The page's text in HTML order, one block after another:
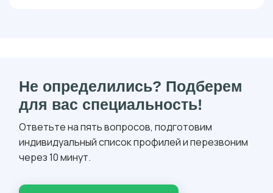
Не определились? Подберем
для вас специальность!
Ответьте на пять вопросов, подготовим
индивидуальный список профилей и перезвоним
через 10 минут.